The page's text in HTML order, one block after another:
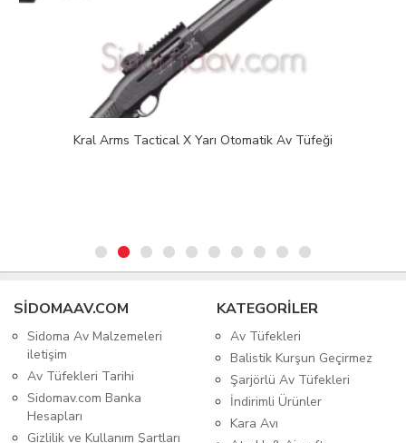
Kral Arms Tactical X Yarı Otomatik Av Tüfeği
SIDOMAAV.COM
Sidoma Av Malzemeleri
iletişim
Av Tüfekleri Tarihi
Sidomav.com Banka
Hesapları
Gizlilik ve Kullanım Şartları
KATEGORİLER
Av Tüfekleri
Balistik Kurşun Geçirmez
Şarjörlü Av Tüfekleri
İndirimli Ürünler
Kara Avı